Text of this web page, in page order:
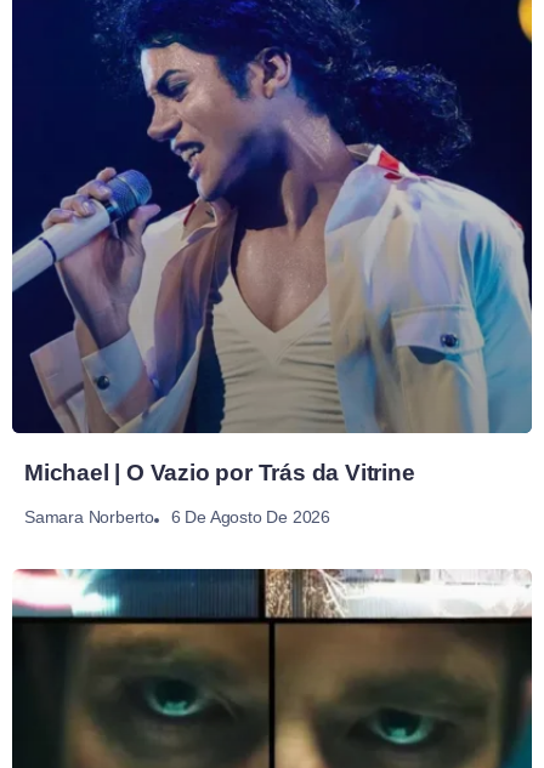
Michael | O Vazio por Trás da Vitrine
Samara Norberto 6 De Agosto De 2026